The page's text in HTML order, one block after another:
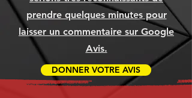
prendre quelques minutes pour
laisser un commentaire sur Google
Avis.
DONNER VOTRE AVIS